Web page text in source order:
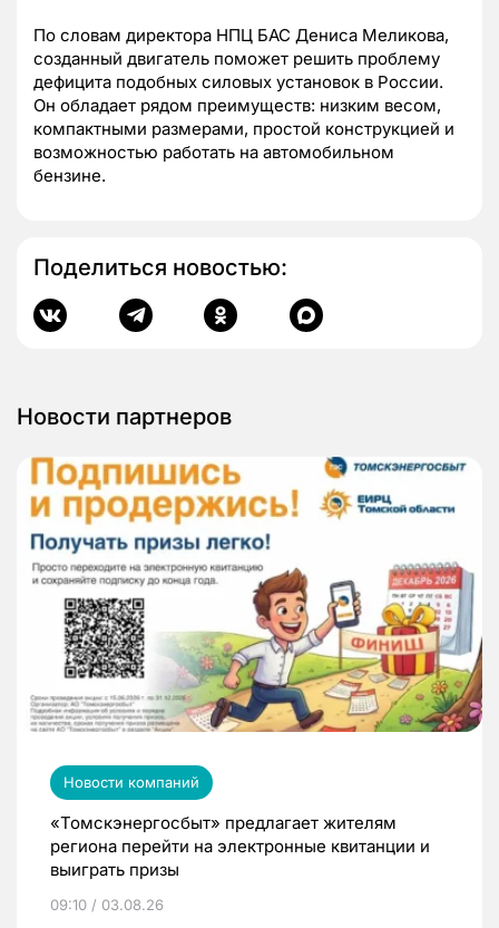
По словам директора НПЦ БАС Дениса Меликова,
созданный двигатель поможет решить проблему
дефицита подобных силовых установок в России.
Он обладает рядом преимуществ: низким весом,
компактными размерами, простой конструкцией и
возможностью работать на автомобильном
бензине.
Поделиться новостью:
Новости партнеров
Новости компаний
«Томскэнергосбыт» предлагает жителям
региона перейти на электронные квитанции и
выиграть призы
09:10 / 03.08.26